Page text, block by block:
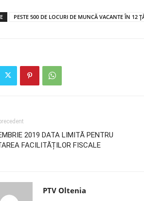
PESTE 500 DE LOCURI DE MUNCĂ VACANTE ÎN 12
2019 DATA LIMITĂ PENTRU
FACILITĂȚILOR FISCALE
PTV Oltenia